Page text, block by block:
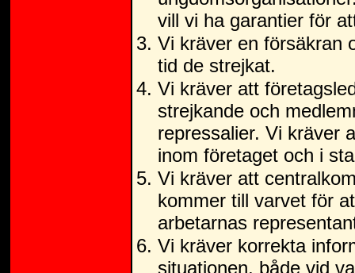
vill vi ha garantier för
Vi kräver en försäkran
tid de strejkat.
Vi kräver att
strejkande och
repressalier. Vi kräver
inom företaget och i
Vi kräver att
kommer till varvet för
arbetarnas
Vi kräver korrekta
situationen, både vid